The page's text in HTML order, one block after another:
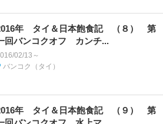
年 タイ＆日本飽食記 （８） 第
回バンコクオフ カンチ...
02/13～
バンコク（タイ）
年 タイ＆日本飽食記 （９） 第